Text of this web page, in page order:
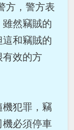
方，警方表
然竊賊的
和竊賊的
有效的方
犯罪，竊
必須停車